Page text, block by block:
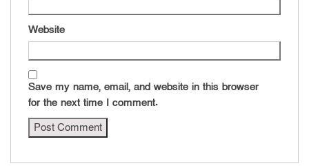
Website
Save my name, email, and website in this browser
for the next time I comment.